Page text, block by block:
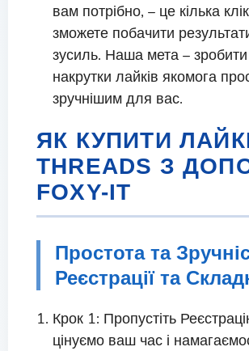
вам потрібно, – це кілька
зможете побачити
зусиль. Наша мета –
накрутки лайків якомога
зручнішим для вас.
ЯК КУПИТИ
THREADS З
FOXY-IT
Простота та
Реєстрації та
Крок 1: Пропустіть
цінуємо ваш час і